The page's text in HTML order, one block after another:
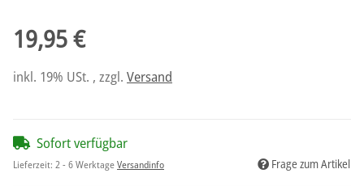
19,95 €
inkl. 19% USt. , zzgl. Versand
Sofort verfügbar
Lieferzeit: 2 - 6 WerktageVersandinfo Frage zum Artikel